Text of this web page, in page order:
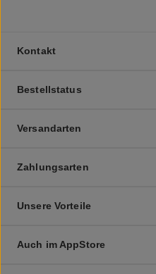
Kontakt
Bestellstatus
Versandarten
Zahlungsarten
Unsere Vorteile
Auch im AppStore